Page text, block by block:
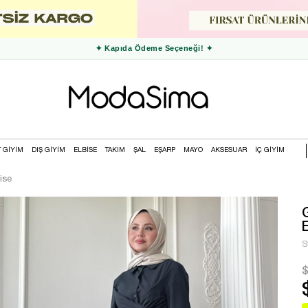
✦ 3000 TL ve Üzeri Ücretsiz Kargo ✦
GİYİM DIŞ GİYİM ELBİSE TAKIM ŞAL EŞARP MAYO AKSESUAR İÇ GİYİM